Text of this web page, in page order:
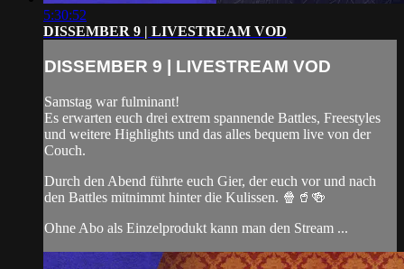
5:30:52
DISSEMBER 9 | LIVESTREAM VOD
DISSEMBER 9 | LIVESTREAM VOD
Samstag war fulminant!
Es erwarten euch drei extrem spannende Battles, Freestyles
und weitere Highlights und das alles bequem live von der
Couch.
Durch den Abend führte euch Gier, der euch vor und nach
den Battles mitnimmt hinter die Kulissen. 🍿🥤🍻
Ohne Abo als Einzelprodukt kann man den Stream ...